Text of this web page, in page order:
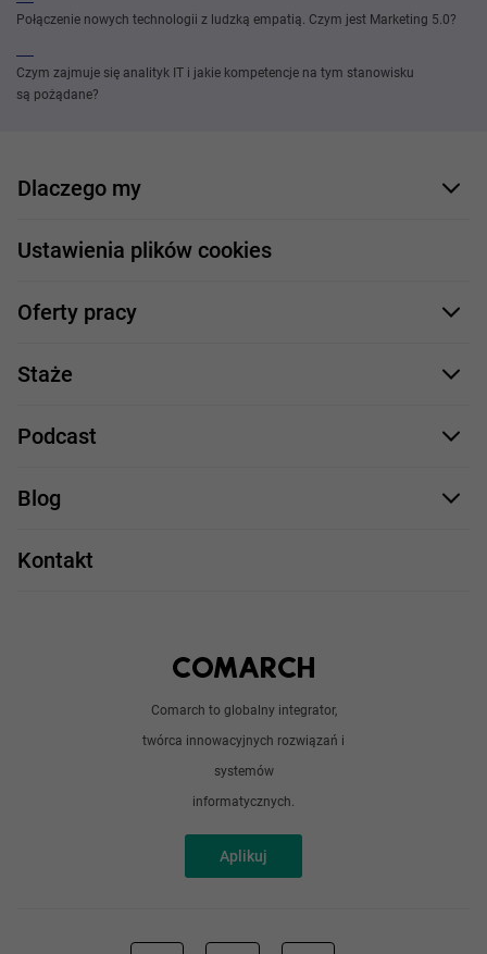
Połączenie nowych technologii z ludzką empatią. Czym jest Marketing 5.0?
Czym zajmuje się analityk IT i jakie kompetencje na tym stanowisku
są pożądane?
Comarch to globalny integrator,
twórca innowacyjnych rozwiązań i
systemów
informatycznych.
Aplikuj
Dlaczego my
Nasi pracownicy
Nasze projekty
Profile zawodowe
Ustawienia plików cookies
Oferty pracy
Formularz aplikacyjny
.NET
C++
Doświadczeni programiści
Staże
Staże IT
Podcast
Comarch Careers
Blog
Praca w IT
Kontakt